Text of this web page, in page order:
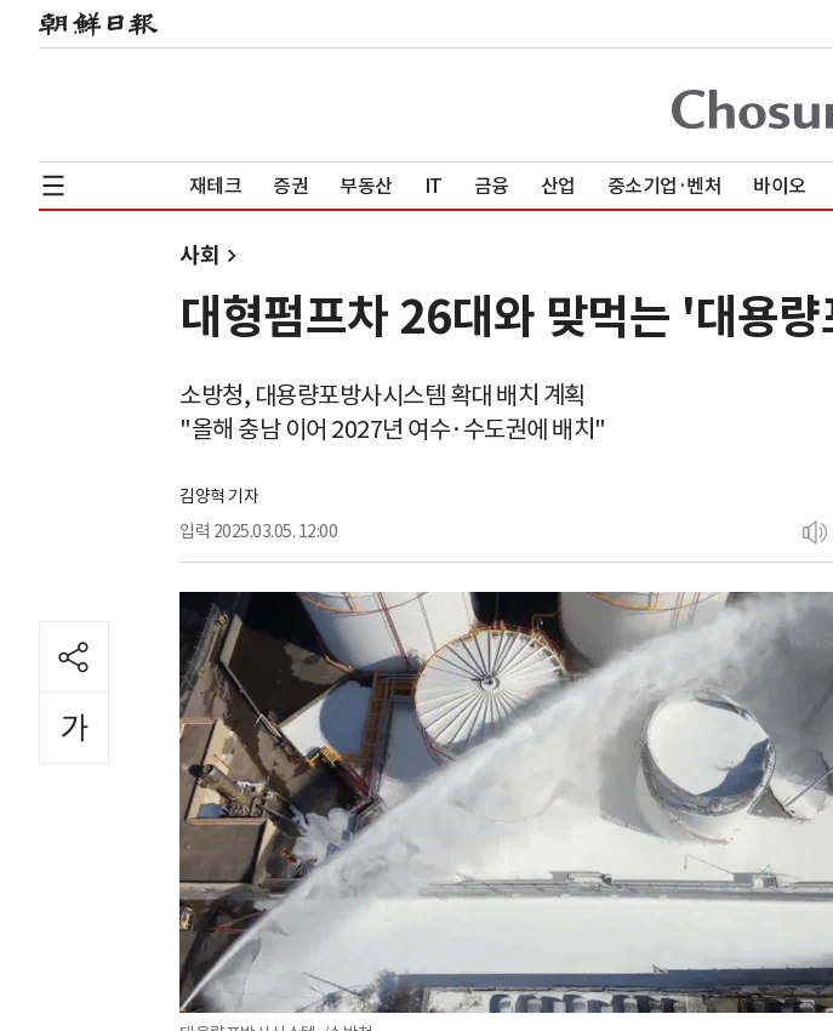
재테크 증권 부동산 IT 금융 산업 중소기업·벤처 바이오
사회
대형펌프차 26대와 맞먹는 '대용
소방청, 대용량포방사시스템 확대 배치 계획
"올해 충남 이어 2027년 여수·수도권에 배치"
김양혁 기자
입력 2025.03.05. 12:00